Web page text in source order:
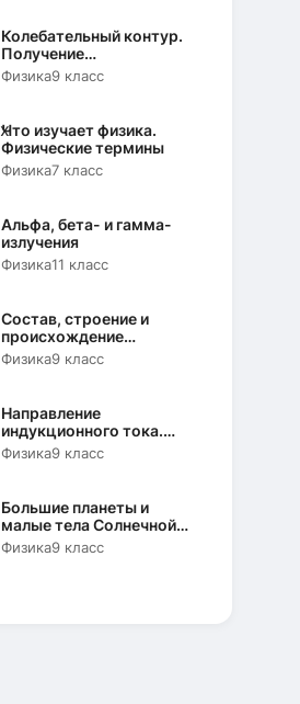
Колебательный контур.
Получение
электромагнитных
колебаний
Физика9 класс
Что изучает физика.
Физические термины
Физика7 класс
Альфа, бета- и гамма-
излучения
Физика11 класс
Состав, строение и
происхождение
Солнечной системы
Физика9 класс
Направление
индукционного тока.
Правило Ленца
Физика9 класс
Большие планеты и
малые тела Солнечной
системы
Физика9 класс